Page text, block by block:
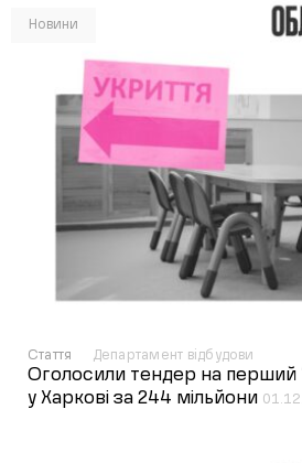
Новини
Стаття Департамент відбудови
Оголосили тендер на перший
у Харкові за 244 мільйони